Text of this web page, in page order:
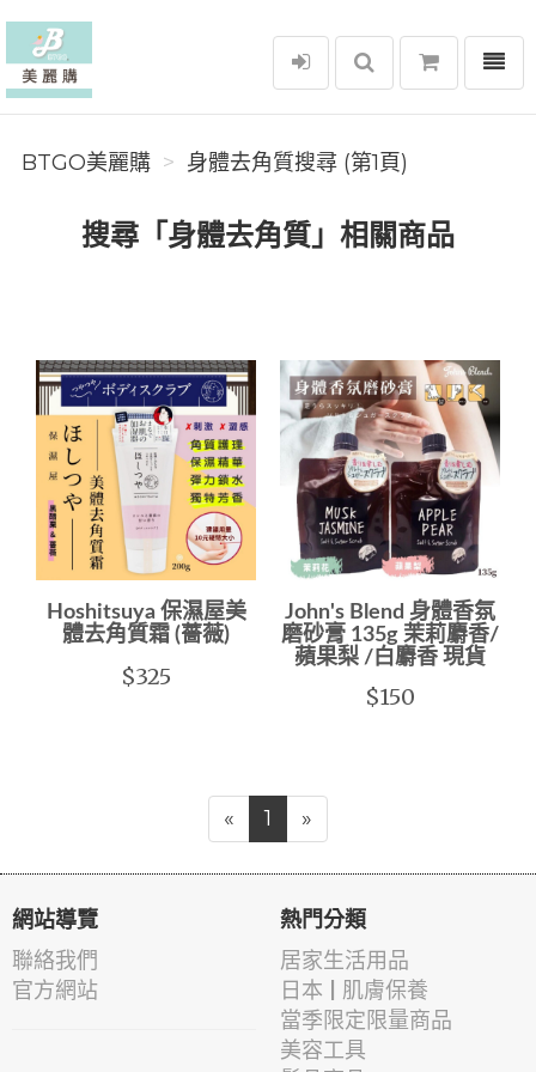
BTGO美麗購
選單
BTGO美麗購 身體去角質搜尋 (第1頁)
搜尋「身體去角質」相關商品
Hoshitsuya 保濕屋美
體去角質霜 (薔薇)
$325
John's Blend 身體香氛
磨砂膏 135g 茉莉麝香/
蘋果梨 /白麝香 現貨
$150
« 1 »
網站導覽
聯絡我們
官方網站
熱門分類
居家生活用品
日本 | 肌膚保養
當季限定限量商品
美容工具